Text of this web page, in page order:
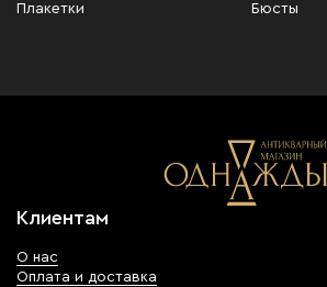
Плакетки Бюсты
Клиентам
О нас
Оплата и доставка